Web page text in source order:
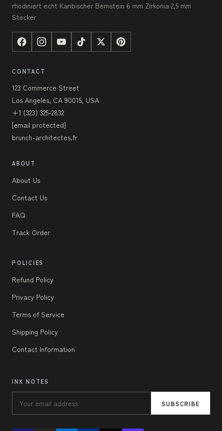
rhodiniert echt Karibischer Bernstein 6 mm Zirkonia 2,5 mm
Stecker
CONTACT
123 Commerce Street
Los Angeles, CA 90015, USA
+1 (323) 325-2832
[email protected]
brunch-architectes.fr
ABOUT
About Us
Contact Us
FAQ
Track Order
POLICIES
Refund Policy
Privacy Policy
Terms of Service
Shipping Policy
Contact Information
INK NOTES
SUBSCRIBE